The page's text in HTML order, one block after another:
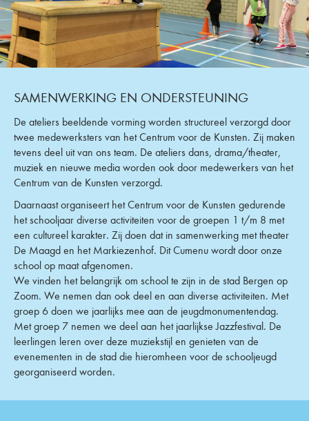
SAMENWERKING EN ONDERSTEUNING
De ateliers beeldende vorming worden structureel verzorgd door
twee medewerksters van het Centrum voor de Kunsten. Zij maken
tevens deel uit van ons team. De ateliers dans, drama/theater,
muziek en nieuwe media worden ook door medewerkers van het
Centrum van de Kunsten verzorgd.
Daarnaast organiseert het Centrum voor de Kunsten gedurende
het schooljaar diverse activiteiten voor de groepen 1 t/m 8 met
een cultureel karakter. Zij doen dat in samenwerking met theater
De Maagd en het Markiezenhof. Dit Cumenu wordt door onze
school op maat afgenomen.
We vinden het belangrijk om school te zijn in de stad Bergen op
Zoom. We nemen dan ook deel en aan diverse activiteiten. Met
groep 6 doen we jaarlijks mee aan de jeugdmonumentendag.
Met groep 7 nemen we deel aan het jaarlijkse Jazzfestival. De
leerlingen leren over deze muziekstijl en genieten van de
evenementen in de stad die hieromheen voor de schooljeugd
georganiseerd worden.